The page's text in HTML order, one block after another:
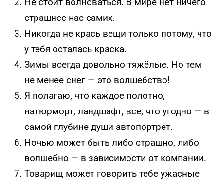
страшнее нас самих.
Никогда не крась вещи только потому, что
у тебя осталась краска.
Зимы всегда довольно тяжёлые. Но тем
не менее снег — это волшебство!
Я полагаю, что каждое полотно,
натюрморт, ландшафт, все, что угодно — в
самой глубине души автопортрет.
Ночью может быть либо страшно, либо
волшебно — в зависимости от компании.
Товарищ может говорить тебе ужасные